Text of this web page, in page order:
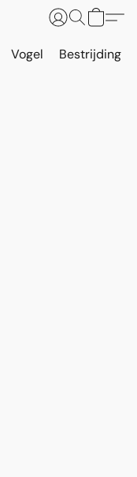
Vogel Bestrijding